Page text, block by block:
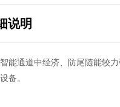
说明
能通道中经济、防尾随能较
备。